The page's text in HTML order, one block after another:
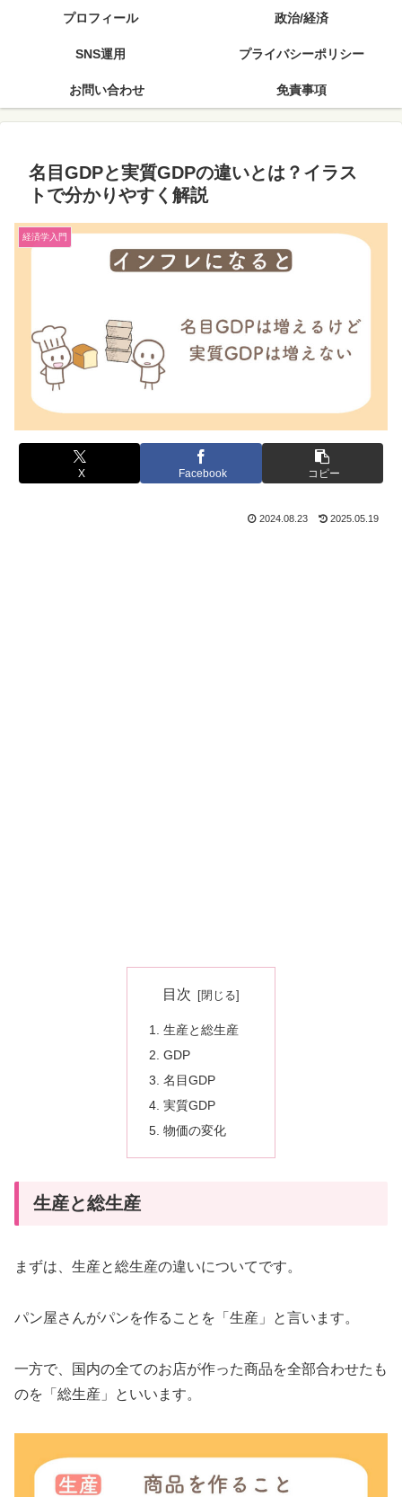
プロフィール 政治/経済
SNS運用 プライバシーポリシー
お問い合わせ 免責事項
名目GDPと実質GDPの違いとは？イラス
トで分かりやすく解説
経済学入門
X Facebook コピー
2024.08.23 2025.05.19
目次
生産と総生産
GDP
名目GDP
実質GDP
物価の変化
生産と総生産
まずは、生産と総生産の違いについてです。
パン屋さんがパンを作ることを「生産」と言います。
一方で、国内の全てのお店が作った商品を全部合わせたも
のを「総生産」といいます。